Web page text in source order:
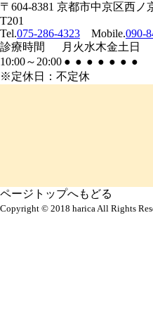
〒604-8381 京都市中京区西
T201
Tel.075-286-4323 Mobile.090-
診療時間 月 火水木金土 日
10:00～ 20:00 ● ● ● ● ● ● ●
※定休日：不定休
ページトップへもどる
Copyright © 2018 harica All Rights